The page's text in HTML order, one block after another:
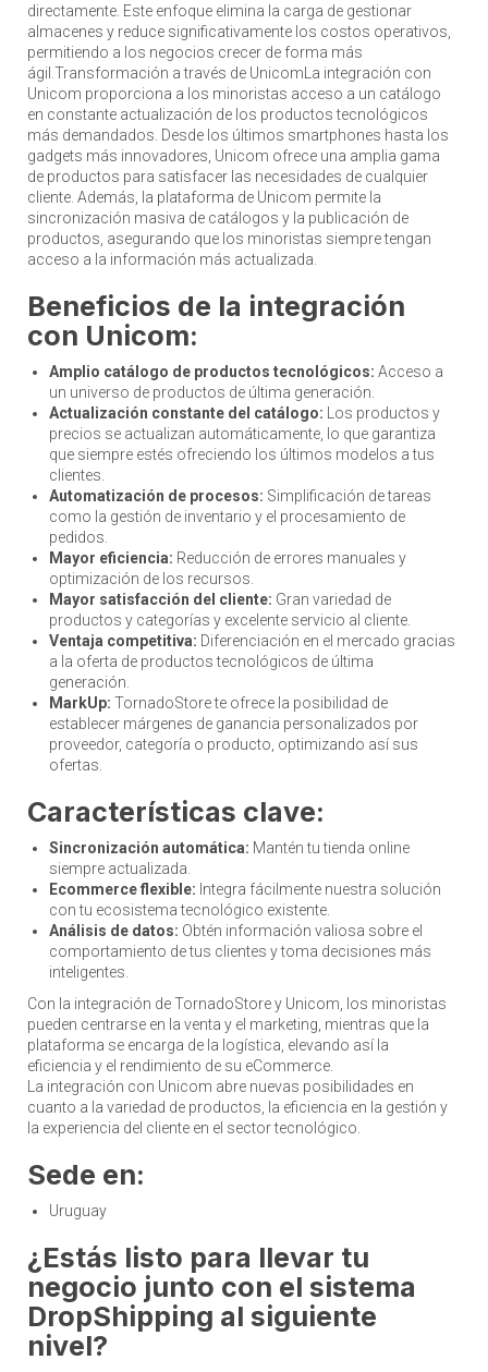
directamente. Este enfoque elimina la carga de gestionar
almacenes y reduce significativamente los costos operativos,
permitiendo a los negocios crecer de forma más
ágil.Transformación a través de UnicomLa integración con
Unicom proporciona a los minoristas acceso a un catálogo
en constante actualización de los productos tecnológicos
más demandados. Desde los últimos smartphones hasta los
gadgets más innovadores, Unicom ofrece una amplia gama
de productos para satisfacer las necesidades de cualquier
cliente. Además, la plataforma de Unicom permite la
sincronización masiva de catálogos y la publicación de
productos, asegurando que los minoristas siempre tengan
acceso a la información más actualizada.
Beneficios de la integración
con Unicom:
Amplio catálogo de productos tecnológicos: Acceso a
un universo de productos de última generación.
Actualización constante del catálogo: Los productos y
precios se actualizan automáticamente, lo que garantiza
que siempre estés ofreciendo los últimos modelos a tus
clientes.
Automatización de procesos: Simplificación de tareas
como la gestión de inventario y el procesamiento de
pedidos.
Mayor eficiencia: Reducción de errores manuales y
optimización de los recursos.
Mayor satisfacción del cliente: Gran variedad de
productos y categorías y excelente servicio al cliente.
Ventaja competitiva: Diferenciación en el mercado gracias
a la oferta de productos tecnológicos de última
generación.
MarkUp: TornadoStore te ofrece la posibilidad de
establecer márgenes de ganancia personalizados por
proveedor, categoría o producto, optimizando así sus
ofertas.
Características clave:
Sincronización automática: Mantén tu tienda online
siempre actualizada.
Ecommerce flexible: Integra fácilmente nuestra solución
con tu ecosistema tecnológico existente.
Análisis de datos: Obtén información valiosa sobre el
comportamiento de tus clientes y toma decisiones más
inteligentes.
Con la integración de TornadoStore y Unicom, los minoristas
pueden centrarse en la venta y el marketing, mientras que la
plataforma se encarga de la logística, elevando así la
eficiencia y el rendimiento de su eCommerce.
La integración con Unicom abre nuevas posibilidades en
cuanto a la variedad de productos, la eficiencia en la gestión y
la experiencia del cliente en el sector tecnológico.
Sede en:
Uruguay
¿Estás listo para llevar tu
negocio junto con el sistema
DropShipping al siguiente
nivel?